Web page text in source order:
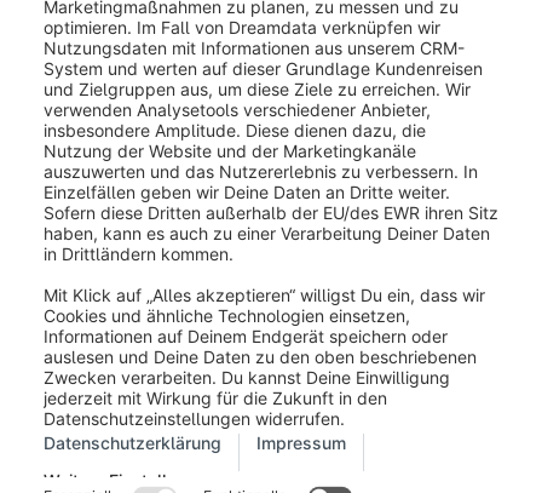
schwarzes T-Shirt sich im Warenkorb
befindet. Das heißt aber noch nicht,
dass auch der Rabatt nur für dieses
schwarze T-Shirt greift, sondern
könnte theoretisch auf den gesamten
Warenkorb angewandt werden.
Würde man nun hier in den
Rabatteinstellungen den Rabatt auf
ausgewählte Produkte anwenden und
hier erneut die Produktregel für
schwarze T-Shirts anwenden, dann
würde der Rabatt auch wirklich nur für
schwarze T-Shirts gewährt werden,
auch wenn weitere Artikel im